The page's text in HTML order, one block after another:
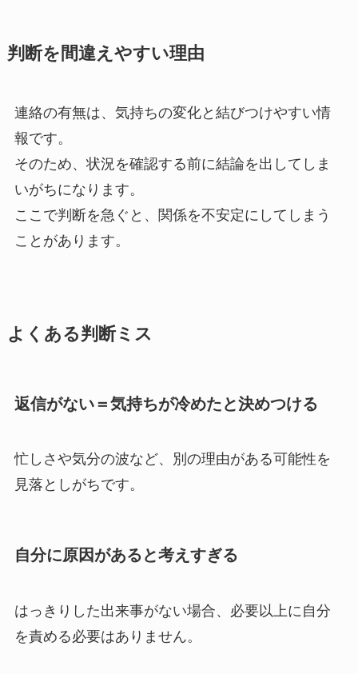
判断を間違えやすい理由
連絡の有無は、気持ちの変化と結びつけやすい情
報です。
そのため、状況を確認する前に結論を出してしま
いがちになります。
ここで判断を急ぐと、関係を不安定にしてしまう
ことがあります。
よくある判断ミス
返信がない＝気持ちが冷めたと決めつける
忙しさや気分の波など、別の理由がある可能性を
見落としがちです。
自分に原因があると考えすぎる
はっきりした出来事がない場合、必要以上に自分
を責める必要はありません。